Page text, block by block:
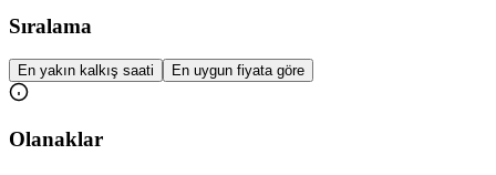
Sıralama
En yakın kalkış saati En uygun fiyata göre
Olanaklar